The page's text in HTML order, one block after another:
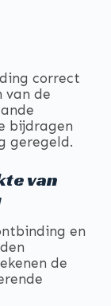
correct
van de
bijdragen
geregeld.
van
en
de